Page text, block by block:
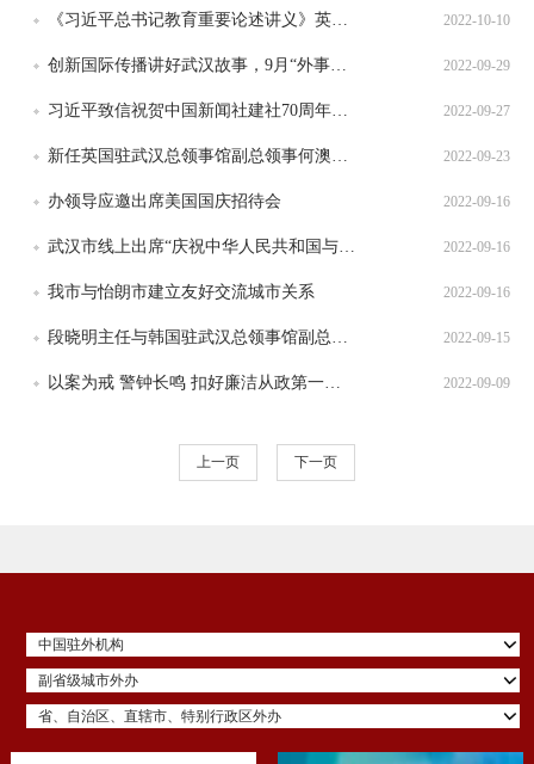
2022-10-10
2022-09-29
2022-09-27
2022-09-23
办领导应邀出席美国国庆招待会 2022-09-16
2022-09-16
我市与怡朗市建立友好交流城市关系 2022-09-16
2022-09-15
2022-09-09
上一页 下一页
中国驻外机构
副省级城市外办
省、自治区、直辖市、特别行政区外办